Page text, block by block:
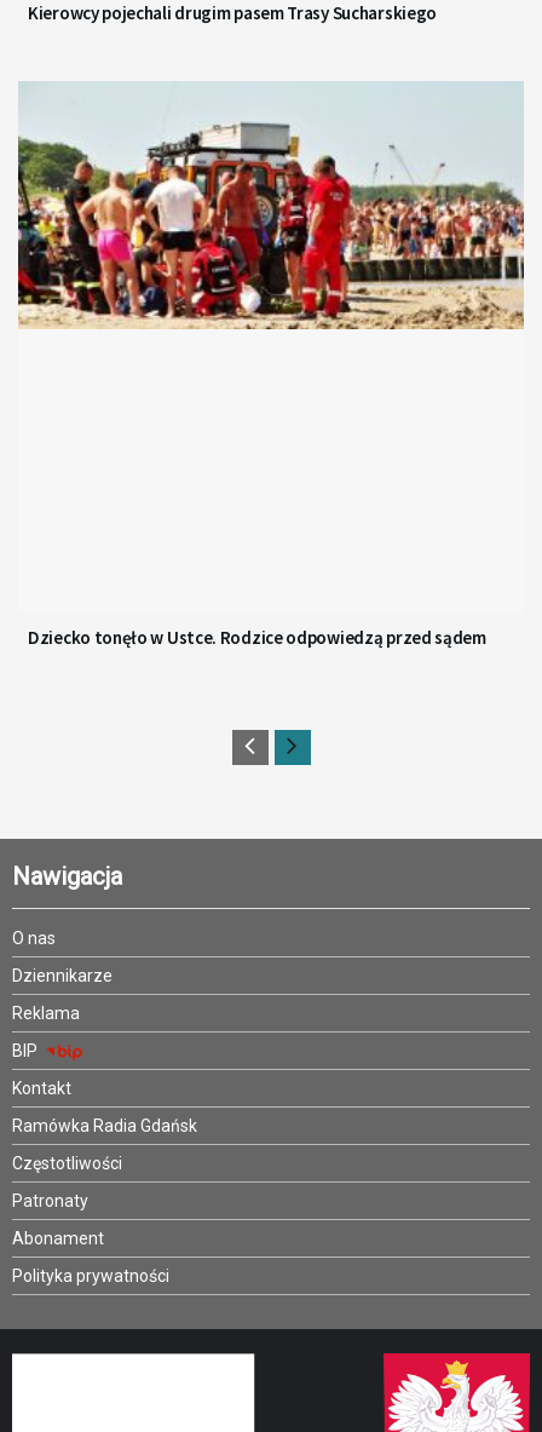
Kierowcy pojechali drugim pasem Trasy Sucharskiego
Dziecko tonęło w Ustce. Rodzice odpowiedzą przed sądem
Nawigacja
O nas
Dziennikarze
Reklama
BIP
Kontakt
Ramówka Radia Gdańsk
Częstotliwości
Patronaty
Abonament
Polityka prywatności